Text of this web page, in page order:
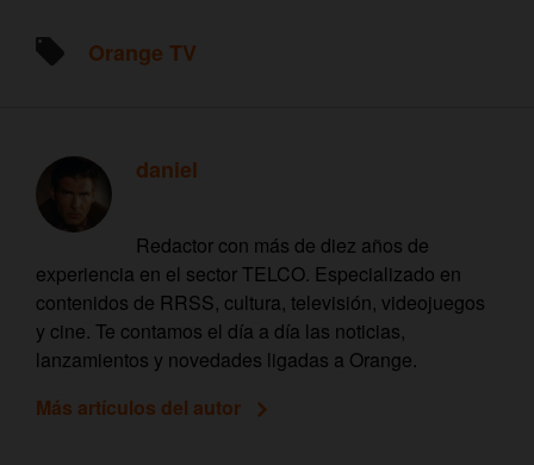
Orange TV
daniel
Redactor con más de diez años de
experiencia en el sector TELCO. Especializado en
contenidos de RRSS, cultura, televisión, videojuegos
y cine. Te contamos el día a día las noticias,
lanzamientos y novedades ligadas a Orange.
Más artículos del autor